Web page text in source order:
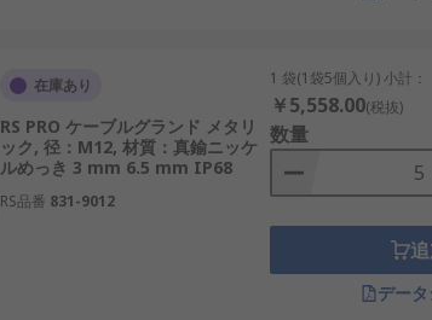
在庫あり
RS PRO ケーブルグランド メタリ
ック, 径：M12, 材質：真鍮ニッケ
ルめっき 3 mm 6.5 mm IP68
RS品番 831-9012
1 袋(1袋5個入り) 小計：
￥5,558.00(税抜)
数量
データ